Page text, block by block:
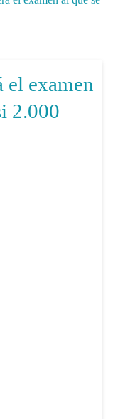
el examen
2.000